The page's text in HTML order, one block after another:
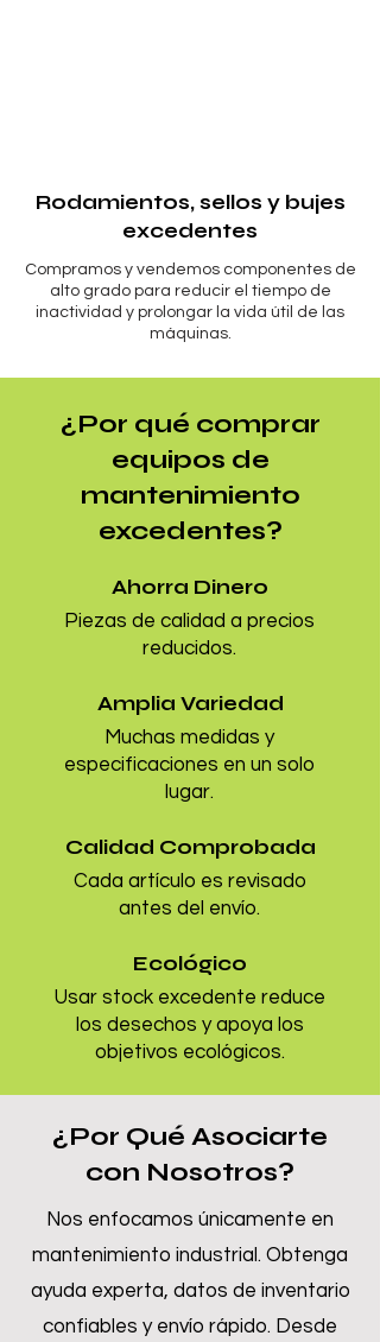
Rodamientos, sellos y bujes
excedentes
Compramos y vendemos componentes de
alto grado para reducir el tiempo de
inactividad y prolongar la vida útil de las
máquinas.
¿Por qué comprar
equipos de
mantenimiento
excedentes?
Ahorra Dinero
Piezas de calidad a precios
reducidos.
Amplia Variedad
Muchas medidas y
especificaciones en un solo
lugar.
Calidad Comprobada
Cada artículo es revisado
antes del envío.
Ecológico
Usar stock excedente reduce
los desechos y apoya los
objetivos ecológicos.
¿Por Qué Asociarte
con Nosotros?
Nos enfocamos únicamente en
mantenimiento industrial. Obtenga
ayuda experta, datos de inventario
confiables y envío rápido. Desde